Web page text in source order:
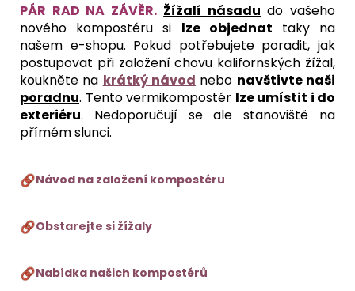
PÁR RAD NA ZÁVĚR. Žížalí násadu do vašeho
nového kompostéru si lze objednat taky na
našem e-shopu. Pokud potřebujete poradit, jak
postupovat při založení chovu kalifornských žížal,
koukněte na krátký návod nebo navštivte naši
poradnu. Tento vermikompostér lze umístit i do
exteriéru. Nedoporučují se ale stanoviště na
přímém slunci.
Návod na založení kompostéru
Obstarejte si žížaly
Nabídka našich kompostérů